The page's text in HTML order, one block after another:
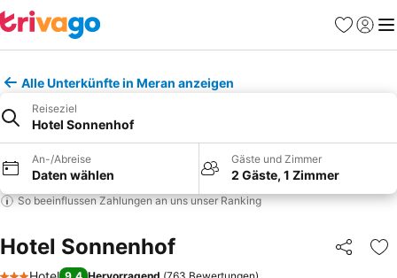
Favoriten
Alle Unterkünfte in Meran anzeigen
Reiseziel
Hotel Sonnenhof
An-/Abreise
Daten wählen
Gäste und Zimmer
2 Gäste, 1 Zimmer
So beeinflussen Zahlungen an uns unser Ranking
Hotel Sonnenhof Teilen
9.4